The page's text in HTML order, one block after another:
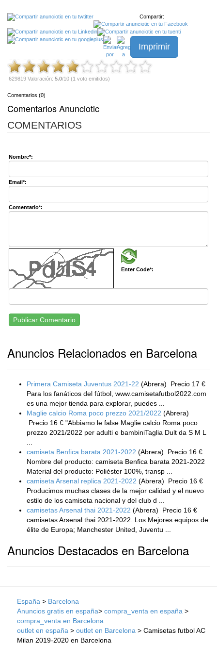
Compartir:
Imprimir
629819 Valoración: 5.0/10 (1 voto emitidos)
Comentarios (0)
Comentarios Anunciotic
COMENTARIOS
Nombre*:
Email*:
Comentario*:
Enter Code*:
Publicar Comentario
Anuncios Relacionados en Barcelona
Primera Camiseta Juventus 2021-22 (Abrera)
Precio 17 €
Para los fanáticos del fútbol, www.camisetafutbol2022.com
es una mejor tienda para explorar, puedes ...
Maglie calcio Roma poco prezzo 2021/2022 (Abrera)
Precio 16 € "Abbiamo le false Maglie calcio Roma poco
prezzo 2021/2022 per adulti e bambiniTaglia Dult da S M L
camiseta Benfica barata 2021-2022 (Abrera)
Precio 16 €
Nombre del producto: camiseta Benfica barata 2021-2022
Material del producto: Poliéster 100%, transp ...
camiseta Arsenal replica 2021-2022 (Abrera)
Precio 16 €
Producimos muchas clases de la mejor calidad y el nuevo
estilo de los camiseta nacional y del club d ...
camisetas Arsenal thai 2021-2022 (Abrera)
Precio 16 €
camisetas Arsenal thai 2021-2022. Los Mejores equipos de
élite de Europa; Manchester United, Juventu ...
Anuncios Destacados en Barcelona
España > Barcelona
Anuncios gratis en españa> compra_venta en españa >
compra_venta en Barcelona
outlet en españa > outlet en Barcelona > Camisetas futbol AC
Milan 2019-2020 en Barcelona